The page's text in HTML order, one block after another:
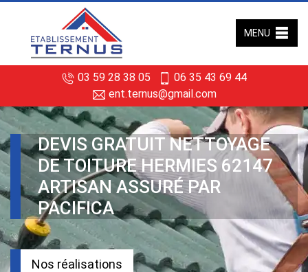
03 59 28 38 05
06 35 43 69 44
ent.ternus@gmail.com
MENU
DEVIS GRATUIT NETTOYAGE
DE TOITURE HERMIES 62147
ARTISAN ASSURÉ PAR
PACIFICA
Nos réalisations